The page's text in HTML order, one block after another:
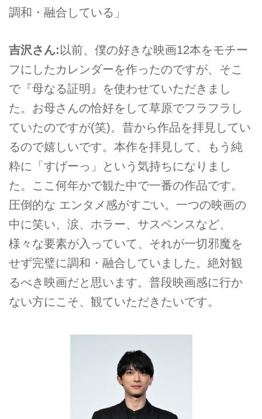
調和・融合している」
吉沢さん: 以前、僕の好きな映画12本をモチー
フにしたカレンダーを作ったのですが、そこ
で『母なる証明』を使わせていただきまし
た。お母さんの恰好をして草原でフラフラし
ていたのですが(笑)。昔から作品を拝見してい
るので嬉しいです。本作を拝見して、もう純
粋に「すげーっ」という気持ちになりまし
た。ここ何年かで観た中で一番の作品です。
圧倒的な エンタメ感がすごい。一つの映画の
中に笑い、涙、ホラー、サスペンスなど、
様々な要素が入っていて、それが一切邪魔を
せず完璧に調和・融合していました。絶対観
るべき映画だと思います。普段映画感に行か
ない方にこそ、観ていただきたいです。